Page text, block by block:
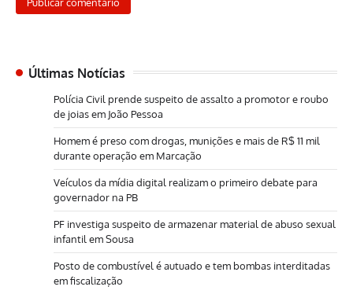
Últimas Notícias
Polícia Civil prende suspeito de assalto a promotor e roubo
de joias em João Pessoa
Homem é preso com drogas, munições e mais de R$ 11 mil
durante operação em Marcação
Veículos da mídia digital realizam o primeiro debate para
governador na PB
PF investiga suspeito de armazenar material de abuso sexual
infantil em Sousa
Posto de combustível é autuado e tem bombas interditadas
em fiscalização